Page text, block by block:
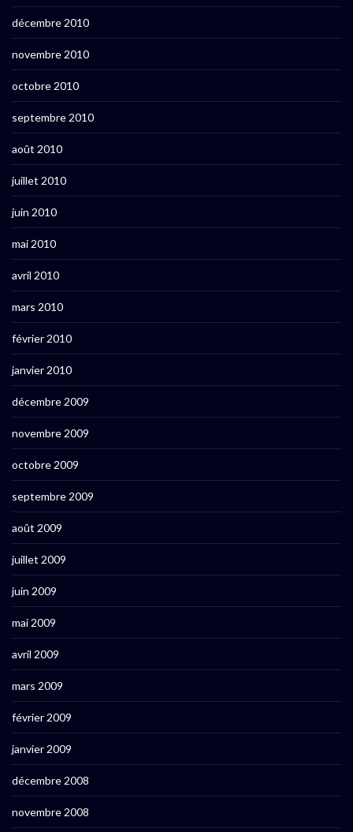
décembre 2010
novembre 2010
octobre 2010
septembre 2010
août 2010
juillet 2010
juin 2010
mai 2010
avril 2010
mars 2010
février 2010
janvier 2010
décembre 2009
novembre 2009
octobre 2009
septembre 2009
août 2009
juillet 2009
juin 2009
mai 2009
avril 2009
mars 2009
février 2009
janvier 2009
décembre 2008
novembre 2008